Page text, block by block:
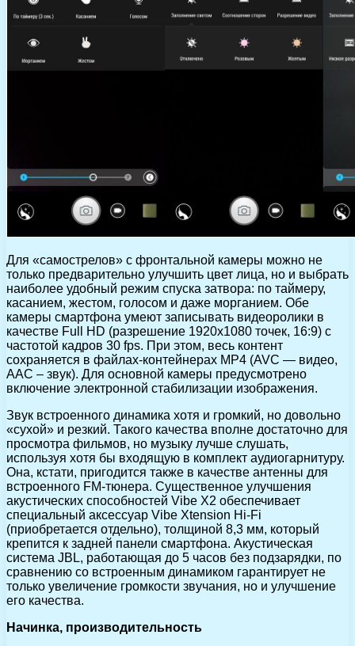
Для «самострелов» с фронтальной камеры можно не
только предварительно улучшить цвет лица, но и выбрать
наиболее удобный режим спуска затвора: по таймеру,
касанием, жестом, голосом и даже морганием. Обе
камеры смартфона умеют записывать видеоролики в
качестве Full HD (разрешение 1920х1080 точек, 16:9) с
частотой кадров 30 fps. При этом, весь контент
сохраняется в файлах-контейнерах MP4 (AVC — видео,
AAC – звук). Для основной камеры предусмотрено
включение электронной стабилизации изображения.
Звук встроенного динамика хотя и громкий, но довольно
«сухой» и резкий. Такого качества вполне достаточно для
просмотра фильмов, но музыку лучше слушать,
используя хотя бы входящую в комплект аудиогарнитуру.
Она, кстати, пригодится также в качестве антенны для
встроенного FM-тюнера. Существенное улучшения
акустических способностей Vibe X2 обеспечивает
специальный аксессуар Vibe Xtension Hi-Fi
(приобретается отдельно), толщиной 8,3 мм, который
крепится к задней панели смартфона. Акустическая
система JBL, работающая до 5 часов без подзарядки, по
сравнению со встроенным динамиком гарантирует не
только увеличение громкости звучания, но и улучшение
его качества.
Начинка, производительность